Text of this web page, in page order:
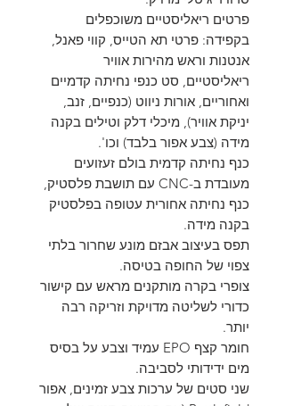
פרטים ריאליסטיים משוכפלים
בקפידה: פרטי תא הטייס, קווי פאנל,
אנטנות וראש מהירות אוויר
ריאליסטיים, סט כנפי נחיתה קדמיים
ואחוריים, אורות ניווט (כנפיים, זנב,
יניקת אוויר), מיכלי דלק וטילים בקנה
מידה (צבע אפור בלבד) וכו'.
כנף נחיתה קדמית בולם זעזועים
מעובדת ב-CNC עם תושבת פלסטיק,
כנף נחיתה אחורית עטופה בפלסטיק
בקנה מידה.
תפס בעיצוב אבזם מונע שחרור בלתי
צפוי של החופה בטיסה.
צופרי בקרה מותקנים מראש עם קישור
כדורי לשליטה מדויקת וזריקה רבה
יותר.
חומר קצף EPO עמיד וצבע על בסיס
מים ידידותי לסביבה.
שני ​​סטים של ערכות צבע זמינים, אפור